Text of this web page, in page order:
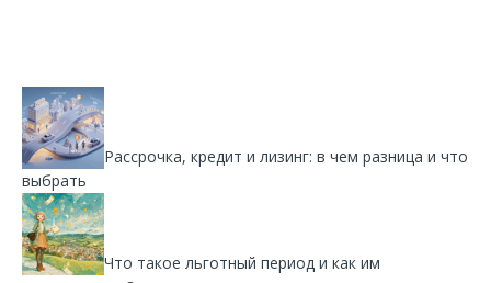
Рассрочка, кредит и лизинг: в чем разница и что
выбрать
Что такое льготный период и как им